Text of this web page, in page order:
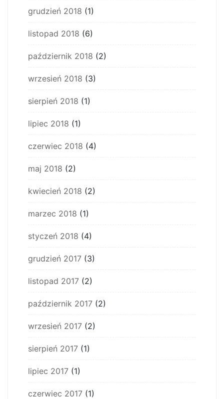
grudzień 2018 (1)
listopad 2018 (6)
październik 2018 (2)
wrzesień 2018 (3)
sierpień 2018 (1)
lipiec 2018 (1)
czerwiec 2018 (4)
maj 2018 (2)
kwiecień 2018 (2)
marzec 2018 (1)
styczeń 2018 (4)
grudzień 2017 (3)
listopad 2017 (2)
październik 2017 (2)
wrzesień 2017 (2)
sierpień 2017 (1)
lipiec 2017 (1)
czerwiec 2017 (1)